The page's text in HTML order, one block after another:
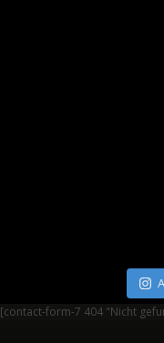
[contact-form-7 404 "Nicht